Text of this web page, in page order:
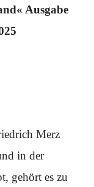
Ausgabe
Merz
in der
gehört es zu